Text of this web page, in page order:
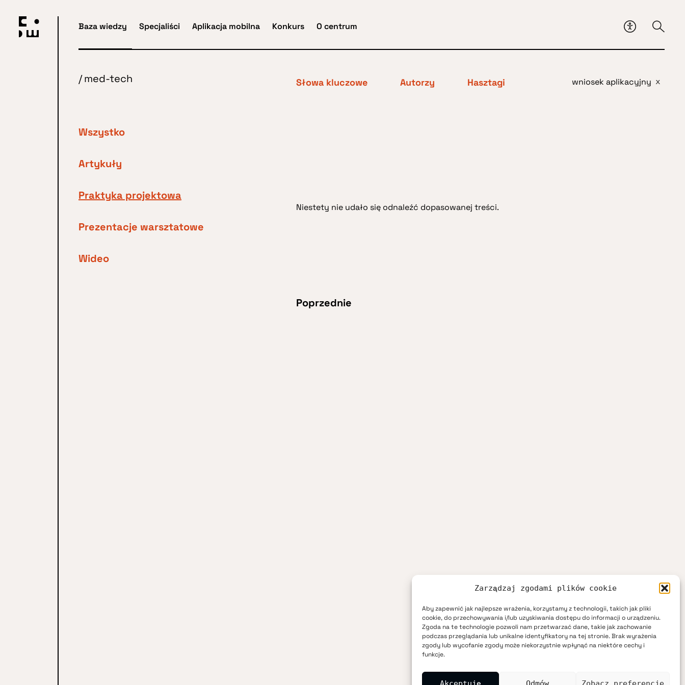
Zarządzaj zgodami plików cookie
Aby zapewnić jak najlepsze wrażenia, korzystamy z technologii, takich jak pliki
cookie, do przechowywania i/lub uzyskiwania dostępu do informacji o urządzeniu.
Zgoda na te technologie pozwoli nam przetwarzać dane, takie jak zachowanie
podczas przeglądania lub unikalne identyfikatory na tej stronie. Brak wyrażenia
zgody lub wycofanie zgody może niekorzystnie wpłynąć na niektóre cechy i
funkcje.
głównej
Baza wiedzy Specjaliści Aplikacja mobilna Konkurs O centrum
/med-tech
Wszystko
Artykuły
Praktyka projektowa
Prezentacje warsztatowe
Wideo
Słowa kluczowe Autorzy Hasztagi wniosek aplikacyjny x
Niestety nie udało się odnaleźć dopasowanej treści.
Poprzednie